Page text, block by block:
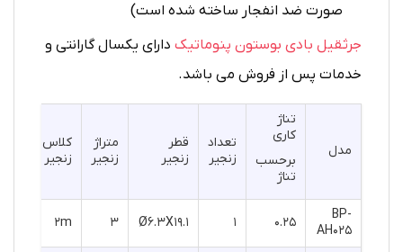
صورت ضد انفجار ساخته شده است)
جرثقیل بادی بوستون پنوماتیک دارای یکسال گارانتی و
خدمات پس از فروش می باشد.
مدل
تناژ
کاری
برحسب
تناژ
تعداد
زنجیر
قطر
زنجیر
متراژ
زنجیر
کلاس
زنجیر
BP-
AH025
۰.۲۵ ۱ Ø۶.۳X19.1 ۳ ۲m